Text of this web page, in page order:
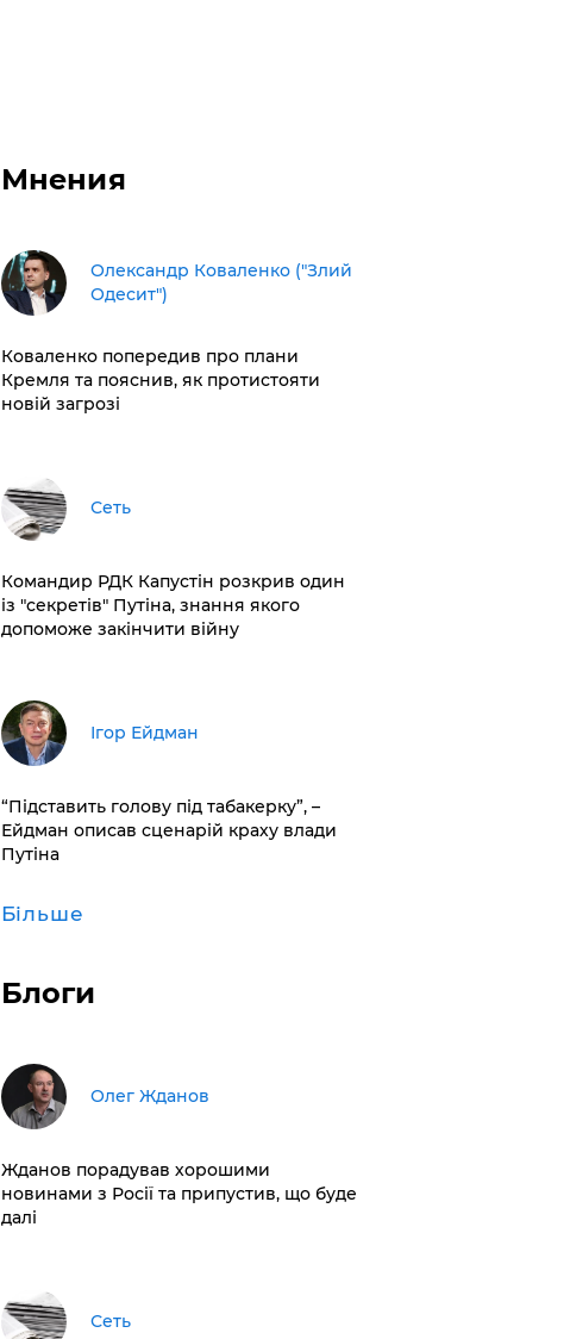
Мнения
Олександр Коваленко ("Злий
Одесит")
Коваленко попередив про плани
Кремля та пояснив, як протистояти
новій загрозі
Сеть
Командир РДК Капустін розкрив один
із "секретів" Путіна, знання якого
допоможе закінчити війну
Ігор Ейдман
​“Підставить голову під табакерку”, –
Ейдман описав сценарій краху влади
Путіна
Більше
Блоги
Олег Жданов
Жданов порадував хорошими
новинами з Росії та припустив, що буде
далі
Сеть